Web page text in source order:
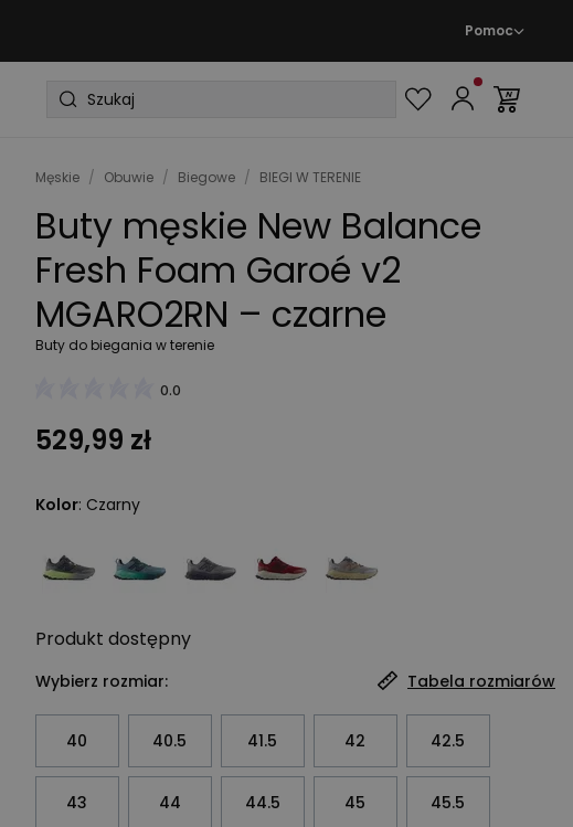
Pomoc
Męskie / Obuwie / Biegowe / BIEGI W TERENIE
Buty męskie New Balance
Fresh Foam Garoé v2
MGARO2RN – czarne
Buty do biegania w terenie
0.0
529,99 zł
Kolor: Czarny
Produkt dostępny
Wybierz rozmiar: Tabela rozmiarów
40 40.5 41.5 42 42.5
43 44 44.5 45 45.5